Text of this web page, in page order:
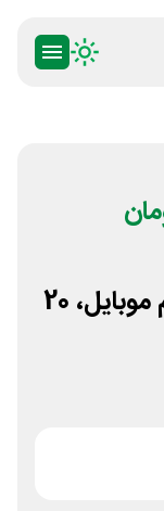
کوپن تخفیف سایت پیشگام موبایل، 20